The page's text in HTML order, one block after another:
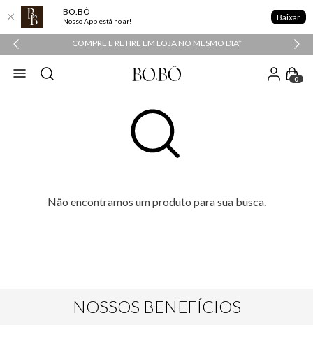
BO.BÔ
Nosso App está no ar! Baixar
COMPRE E RETIRE EM LOJA NO MESMO DIA*
0
Não encontramos um produto para sua busca.
NOSSOS BENEFÍCIOS